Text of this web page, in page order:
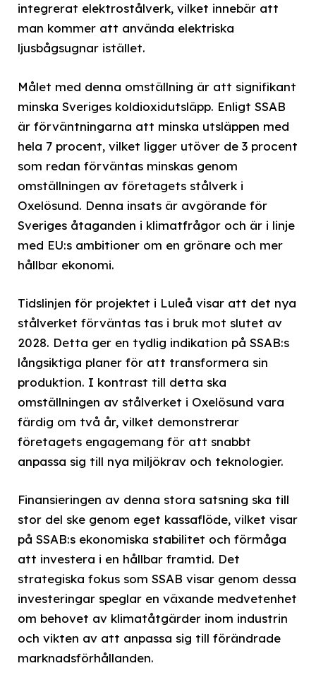
integrerat elektrostålverk, vilket innebär att
man kommer att använda elektriska
ljusbågsugnar istället.
Målet med denna omställning är att signifikant
minska Sveriges koldioxidutsläpp. Enligt SSAB
är förväntningarna att minska utsläppen med
hela 7 procent, vilket ligger utöver de 3 procent
som redan förväntas minskas genom
omställningen av företagets stålverk i
Oxelösund. Denna insats är avgörande för
Sveriges åtaganden i klimatfrågor och är i linje
med EU:s ambitioner om en grönare och mer
hållbar ekonomi.
Tidslinjen för projektet i Luleå visar att det nya
stålverket förväntas tas i bruk mot slutet av
2028. Detta ger en tydlig indikation på SSAB:s
långsiktiga planer för att transformera sin
produktion. I kontrast till detta ska
omställningen av stålverket i Oxelösund vara
färdig om två år, vilket demonstrerar
företagets engagemang för att snabbt
anpassa sig till nya miljökrav och teknologier.
Finansieringen av denna stora satsning ska till
stor del ske genom eget kassaflöde, vilket visar
på SSAB:s ekonomiska stabilitet och förmåga
att investera i en hållbar framtid. Det
strategiska fokus som SSAB visar genom dessa
investeringar speglar en växande medvetenhet
om behovet av klimatåtgärder inom industrin
och vikten av att anpassa sig till förändrade
marknadsförhållanden.